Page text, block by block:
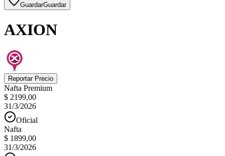
GuardarGuardar
AXION
Reportar Precio
Nafta Premium
$ 2199,00
31/3/2026
Oficial
Nafta
$ 1899,00
31/3/2026